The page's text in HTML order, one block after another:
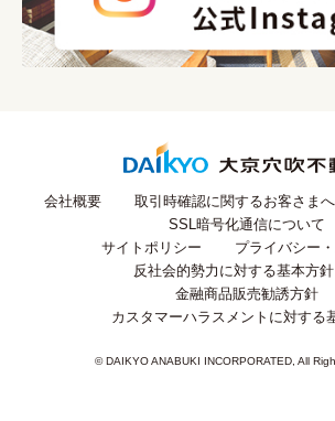
会社概要
取引時確認に関するお客さまへ
SSL暗号化通信について
サイトポリシー
プライバシー
反社会的勢力に対する基本方針
金融商品販売勧誘方針
カスタマーハラスメントに対する
© DAIKYO ANABUKI INCORPORATED, All